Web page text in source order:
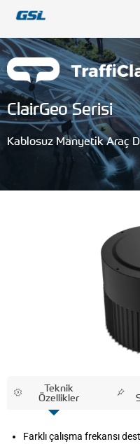
ClairGeo Serisi
Kablosuz Manyetik Araç
Teknik
Özellikler
Farklı çalışma frekansı